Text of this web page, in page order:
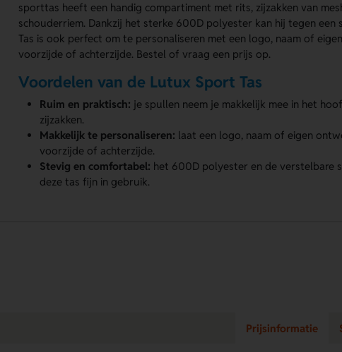
sporttas heeft een handig compartiment met rits, zijzakken van
schouderriem. Dankzij het sterke 600D polyester kan hij tegen
Tas is ook perfect om te personaliseren met een logo, naam of
voorzijde of achterzijde. Bestel of vraag een prijs op.
Voordelen van de Lutux Sport Tas
Ruim en praktisch: je spullen neem je makkelijk mee in het
zijzakken.
Makkelijk te personaliseren: laat een logo, naam of eigen
voorzijde of achterzijde.
Stevig en comfortabel: het 600D polyester en de verstelbare
deze tas fijn in gebruik.
Prijsinformatie